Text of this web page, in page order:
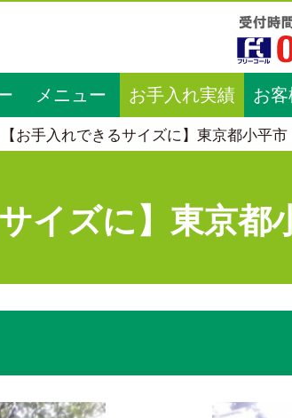
メニュー お手入れ実績 お
【お手入れできるサイズに】東京都小平市
イズに】東京都